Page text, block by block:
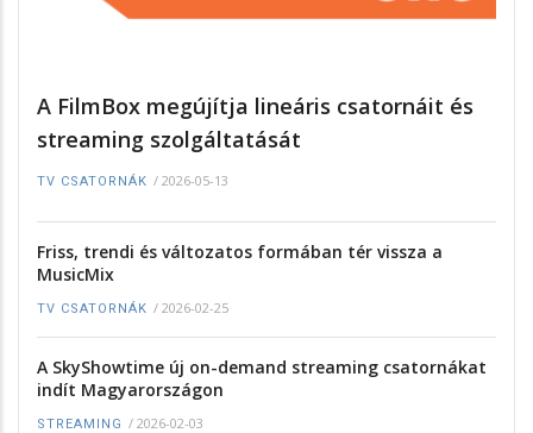
A FilmBox megújítja lineáris csatornáit és
streaming szolgáltatását
TV CSATORNÁK / 2026-05-13
Friss, trendi és változatos formában tér vissza a
MusicMix
TV CSATORNÁK / 2026-02-25
A SkyShowtime új on-demand streaming csatornákat
indít Magyarországon
STREAMING / 2026-02-03